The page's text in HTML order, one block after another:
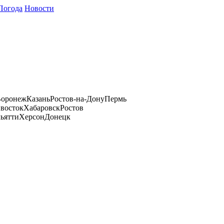
Новости
КазаньРостов-на-ДонуПермь
ХабаровскРостов
ХерсонДонецк